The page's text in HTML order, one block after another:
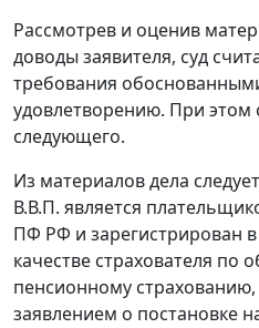
Рассмотрев и оценив
доводы заявителя, суд
требования
удовлетворению. При этом
следующего.
Из материалов дела
В.В.П. является
ПФ РФ и зарегистрирован
качестве страхователя по
пенсионному
заявлением о постановке